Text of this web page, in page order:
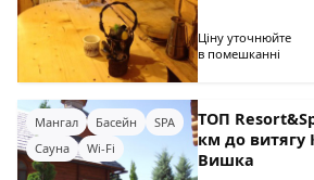
Ціну уточнюйте
в помешканні
Мангал Басейн
SPA
Сауна
Wi-Fi
ТОП
км до витягу
Вишка